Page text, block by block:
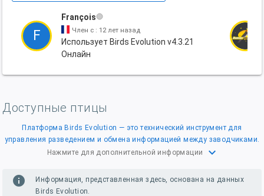
F
François
Член с : 12 лет назад
Использует Birds Evolution v4.3.21
Онлайн
Доступные птицы
Платформа Birds Evolution — это технический инструмент для
управления разведением и обмена информацией между заводчиками.
Нажмите для дополнительной информации
expand_more
info
Информация, представленная здесь, основана на данных
Birds Evolution.